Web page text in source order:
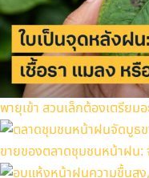
พายุเข้า สวนเล็กต้องเตรียมอ
ขายของตลาดชุมชนหน้าฝน: